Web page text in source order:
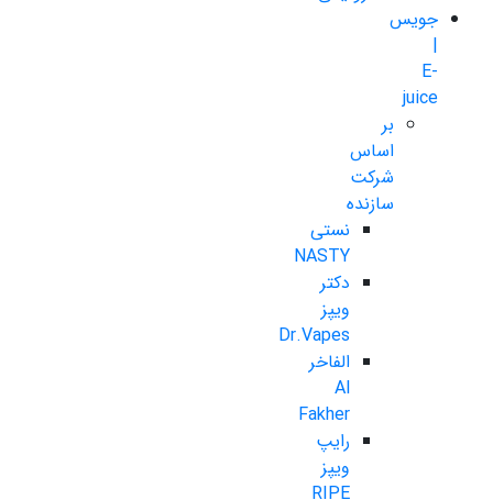
جویس
|
E-
juice
بر
اساس
شرکت
سازنده
نستی
NASTY
دکتر
ویپز
Dr.Vapes
الفاخر
Al
Fakher
رایپ
ویپز
RIPE